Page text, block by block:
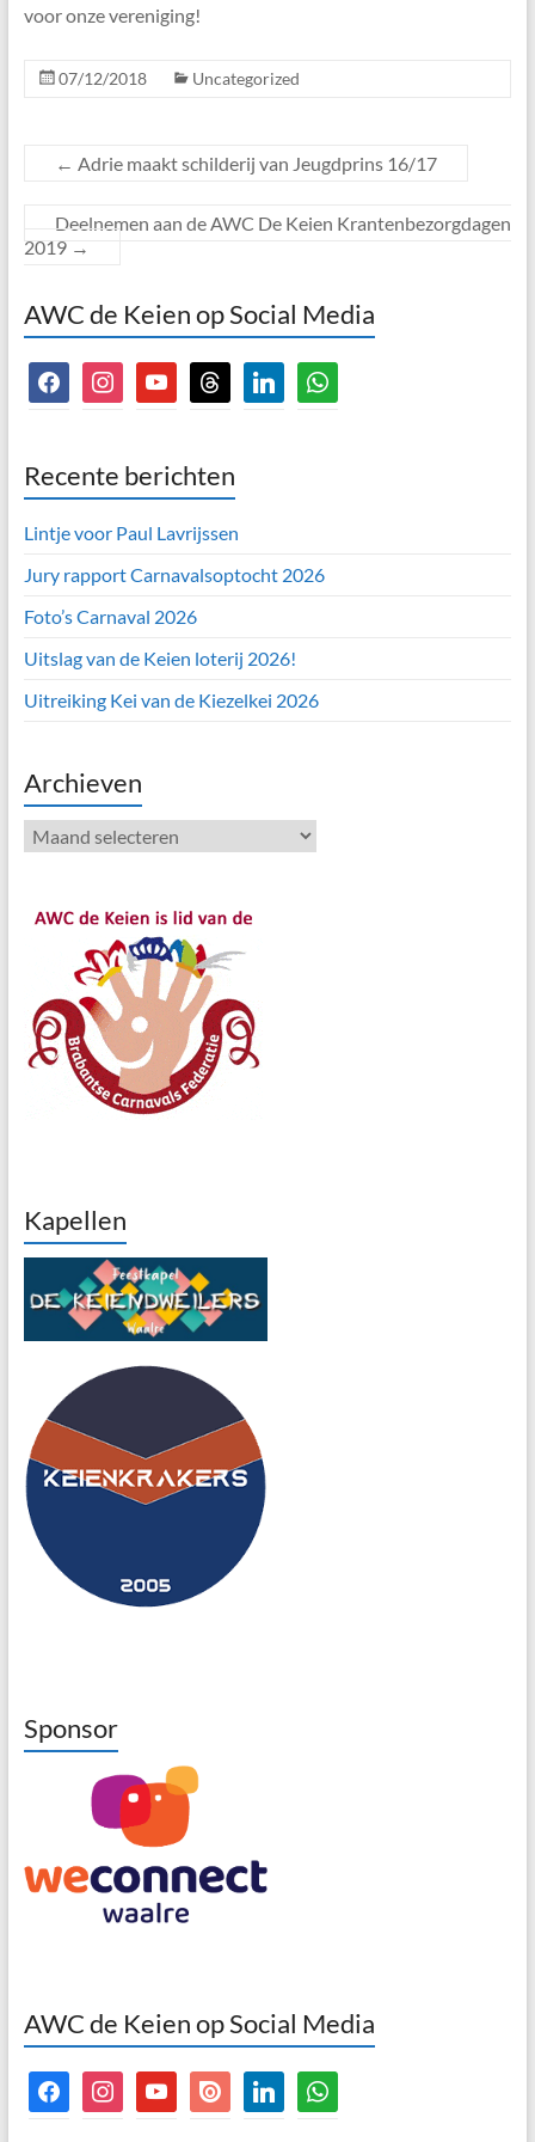
voor onze vereniging!
07/12/2018 Uncategorized
← Adrie maakt schilderij van Jeugdprins 16/17
Deelnemen aan de AWC De Keien Krantenbezorgdagen
2019 →
AWC de Keien op Social Media
facebookinstagramyoutubethreads linkedinwhatsapp
Recente berichten
Lintje voor Paul Lavrijssen
Jury rapport Carnavalsoptocht 2026
Foto’s Carnaval 2026
Uitslag van de Keien loterij 2026!
Uitreiking Kei van de Kiezelkei 2026
Archieven
Archieven
Kapellen
Sponsor
AWC de Keien op Social Media
facebookinstagramyoutubeissuu linkedinwhatsapp